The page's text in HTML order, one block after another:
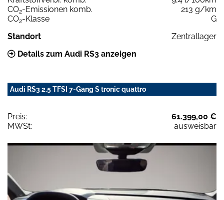
CO2-Emissionen komb.
213 g/km
CO2-Klasse
G
Standort
Zentrallager
Details zum Audi RS3 anzeigen
Audi RS3 2.5 TFSI 7-Gang S tronic quattro
Preis:
61.399,00 €
MWSt:
ausweisbar